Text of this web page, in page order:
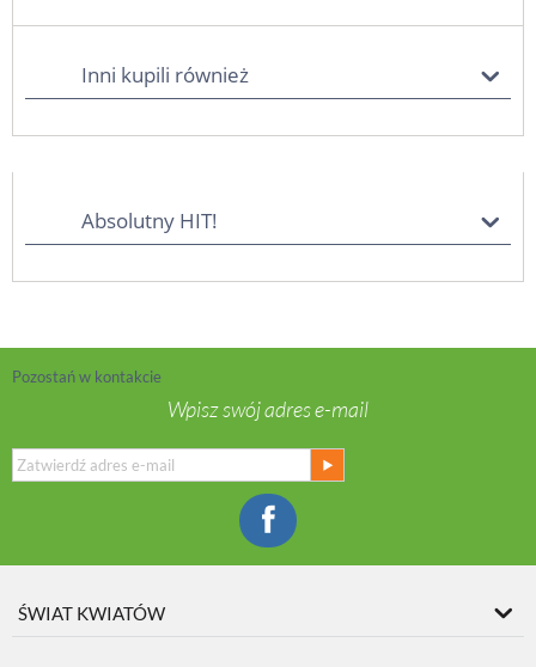
Inni kupili również
Absolutny HIT!
Pozostań w kontakcie
Wpisz swój adres e-mail
ŚWIAT KWIATÓW